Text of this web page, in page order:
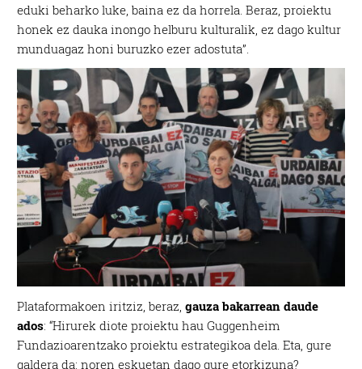
eduki beharko luke, baina ez da horrela. Beraz, proiektu
honek ez dauka inongo helburu kulturalik, ez dago kultur
munduagaz honi buruzko ezer adostuta”.
Plataformakoen iritziz, beraz,gauza bakarrean daude
ados: “Hirurek diote proiektu hau Guggenheim
Fundazioarentzako proiektu estrategikoa dela. Eta, gure
galdera da: noren eskuetan dago gure etorkizuna?